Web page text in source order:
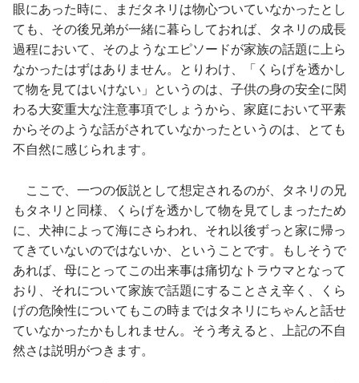
眼にあった時に、まだタネリは物心ついていなかったとし
ても、その後兄弟が一緒に暮らしておれば、タネリの成長
過程において、そのようなエピソードが家族の話題に上ら
なかったはずはありません。とりわけ、「くらげを透かし
て物を見てはいけない」というのは、子供の身の安全に関
わる大変重大な注意事項でしょうから、家庭において平素
からそのような話がされていなかったというのは、とても
不自然に感じられます。
ここで、一つの仮説として想定されるのが、タネリの兄
もタネリと同様、くらげを透かして物を見てしまったため
に、犬神によって海にさらわれ、それ以後ずっと家に帰っ
てきていないのではないか、ということです。もしそうで
あれば、母にとってこの出来事は痛切なトラウマとなって
おり、それについて家族で話題にすることさえ辛く、くら
げの危険性についてもこの時まではタネリにちゃんと話せ
ていなかったかもしれません。そう考えると、上記の不自
然さは説明がつきます。